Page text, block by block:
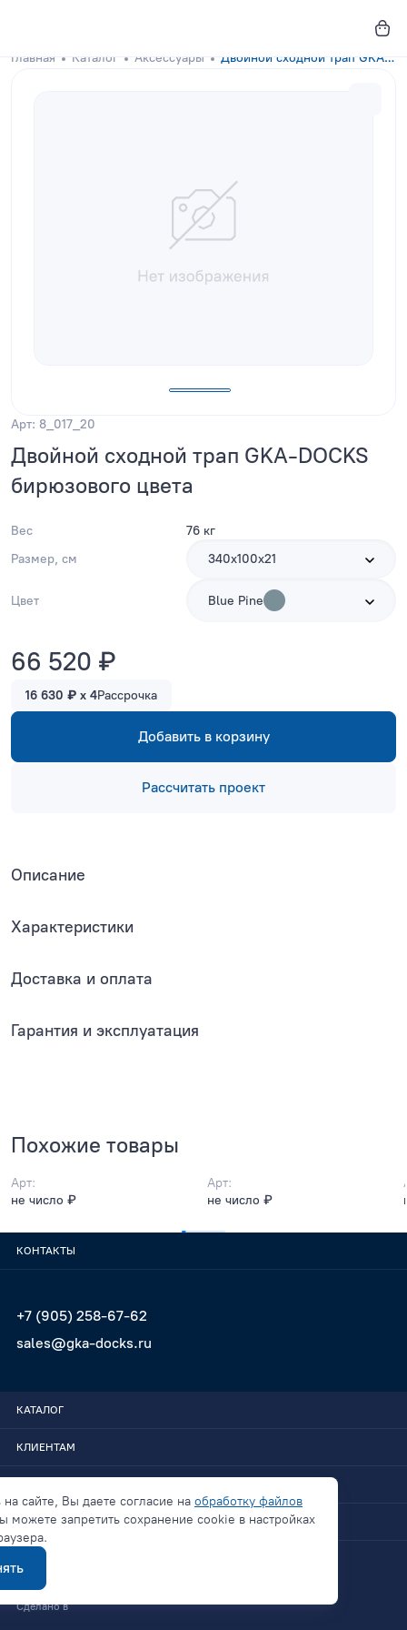
Главная Каталог Аксессуары Двойной сходной трап GKA-DOCKS Blue Pine
Арт: 8_017_20
Двойной сходной трап GKA-DOCKS
бирюзового цвета
Вес
76 кг
Размер, см
340х100х21
Цвет Blue Pine
66 520 ₽
16 630 ₽ x 4Рассрочка
Добавить в корзину
Рассчитать проект
Описание
Характеристики
Доставка и оплата
Гарантия и эксплуатация
Похожие товары
Арт:
не число ₽
Арт:
не число ₽
КОНТАКТЫ
+7 (905) 258-67-62
sales@gka-docks.ru
КАТАЛОГ
КЛИЕНТАМ
СВЯЗАТЬСЯ
Политика конфиденциальности
Сделано в
на сайте, Вы даете согласие на обработку файлов
можете запретить сохранение cookie в настройках